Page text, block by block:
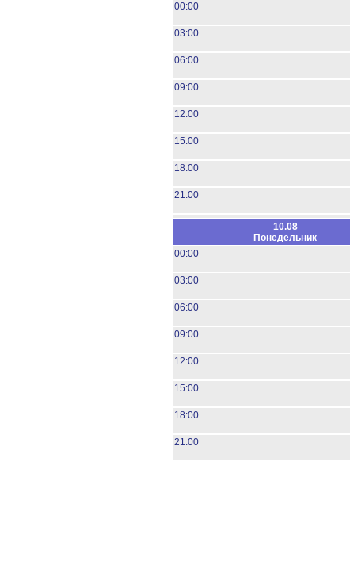
00:00
03:00
06:00
09:00
12:00
15:00
18:00
21:00
10.08
Понедельник
00:00
03:00
06:00
09:00
12:00
15:00
18:00
21:00